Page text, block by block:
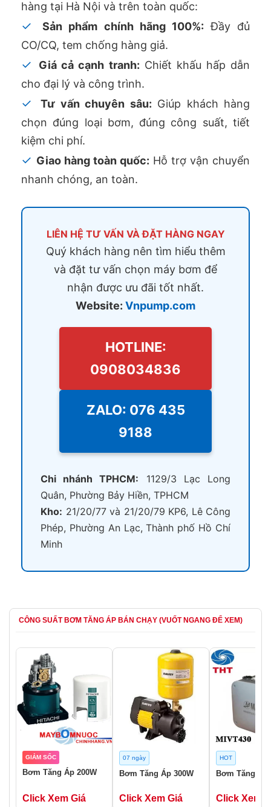
hàng tại Hà Nội và trên toàn quốc:
✓ Sản phẩm chính hãng 100%: Đầy đủ
CO/CQ, tem chống hàng giả.
✓ Giá cả cạnh tranh: Chiết khấu hấp dẫn
cho đại lý và công trình.
✓ Tư vấn chuyên sâu: Giúp khách hàng
chọn đúng loại bơm, đúng công suất, tiết
kiệm chi phí.
✓ Giao hàng toàn quốc: Hỗ trợ vận chuyển
nhanh chóng, an toàn.
LIÊN HỆ TƯ VẤN VÀ ĐẶT HÀNG NGAY
Quý khách hàng nên tìm hiểu thêm
và đặt tư vấn chọn máy bơm để
nhận được ưu đãi tốt nhất.
Website: Vnpump.com
HOTLINE:
0908034836
ZALO: 076 435
9188
Chi nhánh TPHCM: 1129/3 Lạc Long
Quân, Phường Bảy Hiền, TPHCM
Kho: 21/20/77 và 21/20/79 KP6, Lê Công
Phép, Phường An Lạc, Thành phố Hồ Chí
Minh
CÔNG SUẤT BƠM TĂNG ÁP BÁN CHẠY (VUỐT NGANG ĐỂ XEM)
GIẢM SỐC
Bơm Tăng Áp 200W
Click Xem Giá
07 ngày
Bơm Tăng Áp 300W
Click Xem Giá
HOT
Bơm Tăng Áp
Click Xem